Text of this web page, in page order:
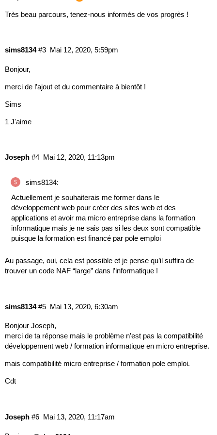
Très beau parcours, tenez-nous informés de vos progrès !
sims8134 Mai 12, 2020, 5:59pm
#3
Bonjour,
merci de l’ajout et du commentaire à bientôt !
Sims
1 J'aime
Joseph Mai 12, 2020, 11:13pm
#4
sims8134:
Actuellement je souhaiterais me former dans le
développement web pour créer des sites web et des
applications et avoir ma micro entreprise dans la formation
informatique mais je ne sais pas si les deux sont compatible
puisque la formation est financé par pole emploi
Au passage, oui, cela est possible et je pense qu’il suffira de
trouver un code NAF “large” dans l’informatique !
sims8134 Mai 13, 2020, 6:30am
#5
Bonjour Joseph,
merci de ta réponse mais le problème n’est pas la compatibilité
développement web / formation informatique en micro entreprise.
mais compatibilité micro entreprise / formation pole emploi.
Cdt
Joseph Mai 13, 2020, 11:17am
#6